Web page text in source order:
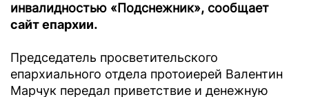
инвалидностью «Подснежник», сообщает
сайт епархии.
Председатель просветительского
епархиального отдела протоиерей Валентин
Марчук передал приветствие и денежную